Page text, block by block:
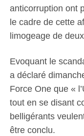
anticorruption ont
le cadre de cette
limogeage de
Evoquant le
a déclaré
Force One que «
tout en se disant
belligérants
être conclu.